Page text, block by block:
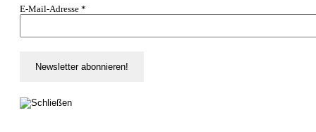
E-Mail-Adresse *